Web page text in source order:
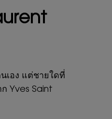
เอง แต่ชายใดที่
ก Yves Saint